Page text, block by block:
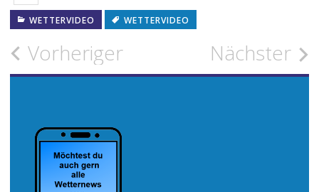
WETTERVIDEO WETTERVIDEO
Beitragsnavigation
Vorheriger Nächster